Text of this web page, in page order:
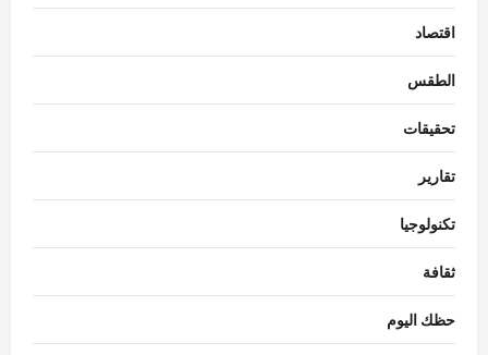
اقتصاد
الطقس
تحقيقات
تقارير
تكنولوجيا
ثقافة
حظك اليوم